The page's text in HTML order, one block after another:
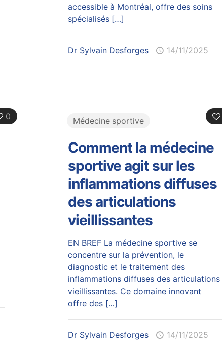
accessible à Montréal, offre des soins
spécialisés[…]
Dr Sylvain Desforges 14/11/2025
0 Médecine sportive
Comment la médecine
sportive agit sur les
inflammations diffuses
des articulations
vieillissantes
EN BREF La médecine sportive se
concentre sur la prévention, le
diagnostic et le traitement des
inflammations diffuses des articulations
vieillissantes. Ce domaine innovant
offre des[…]
Dr Sylvain Desforges 14/11/2025